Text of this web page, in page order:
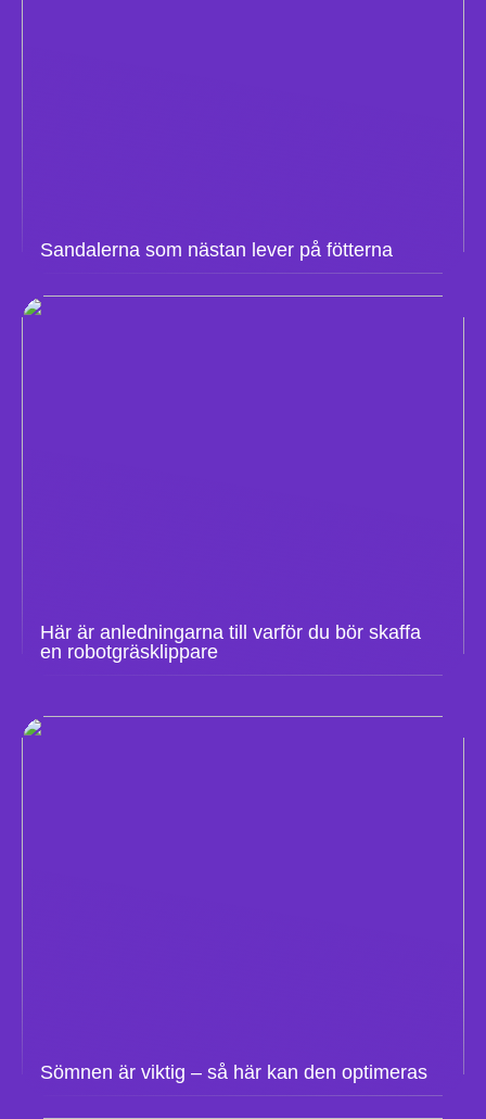
Sandalerna som nästan lever på fötterna
Här är anledningarna till varför du bör skaffa
en robotgräsklippare
Sömnen är viktig – så här kan den optimeras